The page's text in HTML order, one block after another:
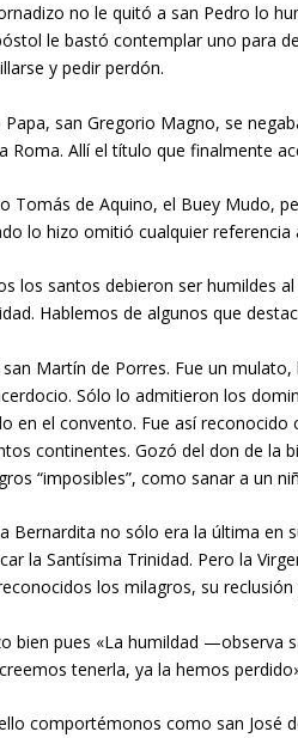
no le quitó a san Pedro lo
le bastó contemplar uno para
y pedir perdón.
Papa, san Gregorio Magno, se
Roma. Allí el título que finalmente
Tomás de Aquino, el Buey Mudo,
lo hizo omitió cualquier
los santos debieron ser humildes
Hablemos de algunos que
san Martín de Porres. Fue un
Sólo lo admitieron los
en el convento. Fue así reconocido
continentes. Gozó del don de la
“imposibles”, como sanar a un
Bernardita no sólo era la última en
la Santísima Trinidad. Pero la
los milagros, su
bien pues «La humildad —observa
tenerla, ya la hemos
comportémonos como san José